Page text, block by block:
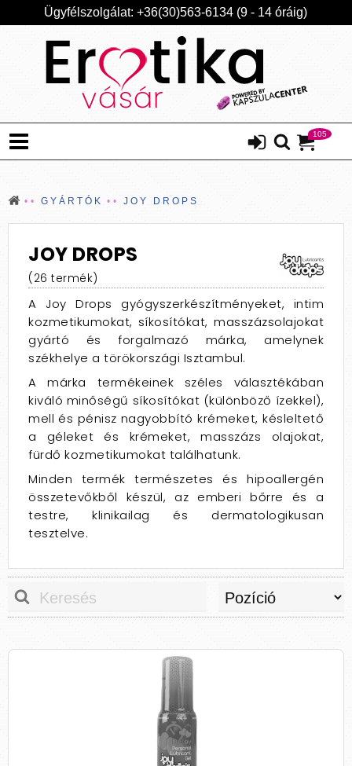
Ügyfélszolgálat: +36(30)563-6134 (9 - 14 óráig)
105
GYÁRTÓK JOY DROPS
JOY DROPS
(26 termék)
A Joy Drops gyógyszerkészítményeket, intim
kozmetikumokat, síkosítókat, masszázsolajokat
gyártó és forgalmazó márka, amelynek
székhelye a törökországi Isztambul.
A márka termékeinek széles választékában
kiváló minőségű síkosítókat (különböző ízekkel),
mell és pénisz nagyobbító krémeket, késleltető
a géleket és krémeket, masszázs olajokat,
fürdő kozmetikumokat találhatunk.
Minden termék természetes és hipoallergén
összetevőkből készül, az emberi bőrre és a
testre, klinikailag és dermatologikusan
tesztelve.